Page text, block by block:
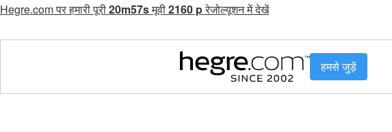
Hegre.com पर हमारी पूरी20m57sमूवी2160 pरेजोल्यूशन में देखें
हमसे जुड़ें